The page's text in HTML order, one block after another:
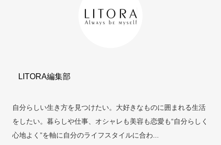
LITORA編集部
自分らしい生き方を見つけたい。大好きなものに囲まれる生活
をしたい。暮らしや仕事、オシャレも美容も恋愛も“自分らしく
心地よく”を軸に自分のライフスタイルに合わ...